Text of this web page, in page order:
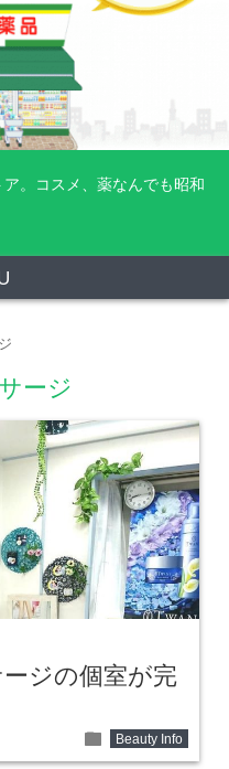
。コスメ、薬なんでも昭和
ージ
ジの個室が完
folder Beauty Info